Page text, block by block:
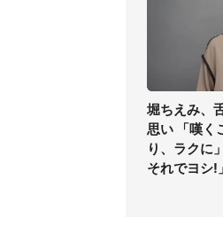
堀ちえみ、
思い 「嘆く
り、ラクに
それでヨシ!」